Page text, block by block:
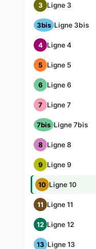
3 Ligne 3
3bis Ligne 3bis
4 Ligne 4
5 Ligne 5
6 Ligne 6
7 Ligne 7
7bis Ligne 7bis
8 Ligne 8
9 Ligne 9
10 Ligne 10
11 Ligne 11
12 Ligne 12
13 Ligne 13